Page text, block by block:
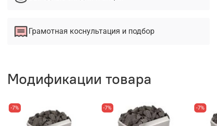
Грамотная коснультация и подбор
Модификации товара
-7% -7% -7%